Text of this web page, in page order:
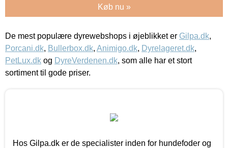
Køb nu »
De mest populære dyrewebshops i øjeblikket er Gilpa.dk,
Porcani.dk, Bullerbox.dk, Animigo.dk, Dyrelageret.dk,
PetLux.dk og DyreVerdenen.dk, som alle har et stort
sortiment til gode priser.
Hos Gilpa.dk er de specialister inden for hundefoder og